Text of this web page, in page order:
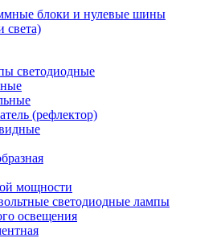
блоки и нулевые шины
света)
светодиодные
(рефлектор)
мощности
светодиодные лампы
освещения